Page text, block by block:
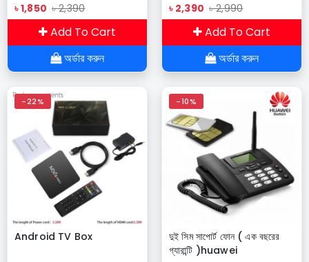
৳ 1,850 ৳ 2,390
Add To Cart
অর্ডার করুন
৳ 2,390 ৳ 2,990
Add To Cart
অর্ডার করুন
-22%
Android TV Box
-10%
দুই সিম সাপোর্ট ফোন ( এক বছরের
গ্যারান্টি )huawei